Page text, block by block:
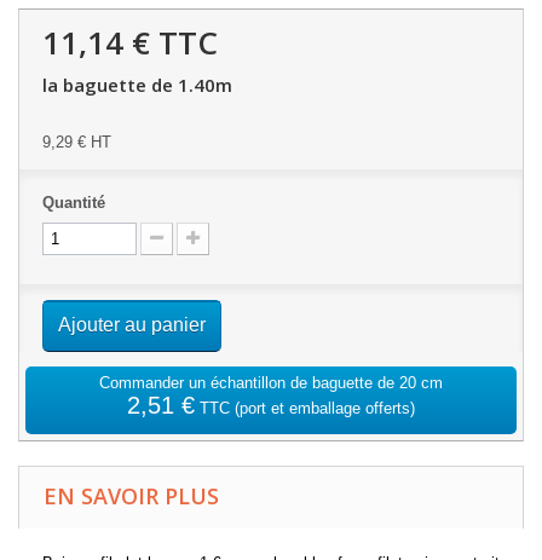
11,14 € TTC
la baguette de 1.40m
9,29 € HT
Quantité
Ajouter au panier
Commander un échantillon de baguette de 20 cm
2,51 € TTC (port et emballage offerts)
EN SAVOIR PLUS